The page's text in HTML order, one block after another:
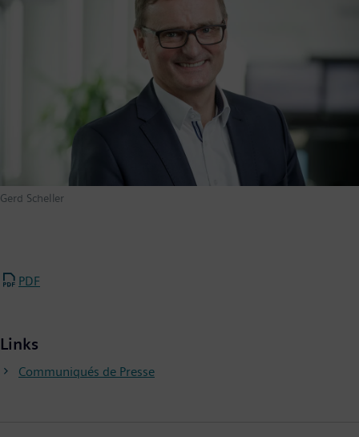
Gerd Scheller
PDF
Links
Communiqués de Presse